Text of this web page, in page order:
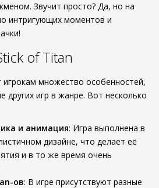
Звучит просто? Да, но на
интригующих моментов и
of Titan
игрокам множество особенностей,
игр в жанре. Вот несколько
и анимация: Игра выполнена в
дизайне, что делает её
и в то же время очень
ов: В игре присутствуют разные